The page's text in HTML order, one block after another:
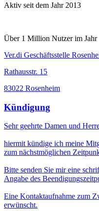
Aktiv seit dem Jahr 2013
Über 1 Million Nutzer im Jahr
Ver.di Geschäftsstelle
Rathausstr. 15
83022 Rosenheim
Kündigung
Sehr geehrte Damen und
hiermit kündige ich meine
zum nächstmöglichen
Bitte senden Sie mir eine
Angabe des
Eine Kontaktaufnahme zum
erwünscht.